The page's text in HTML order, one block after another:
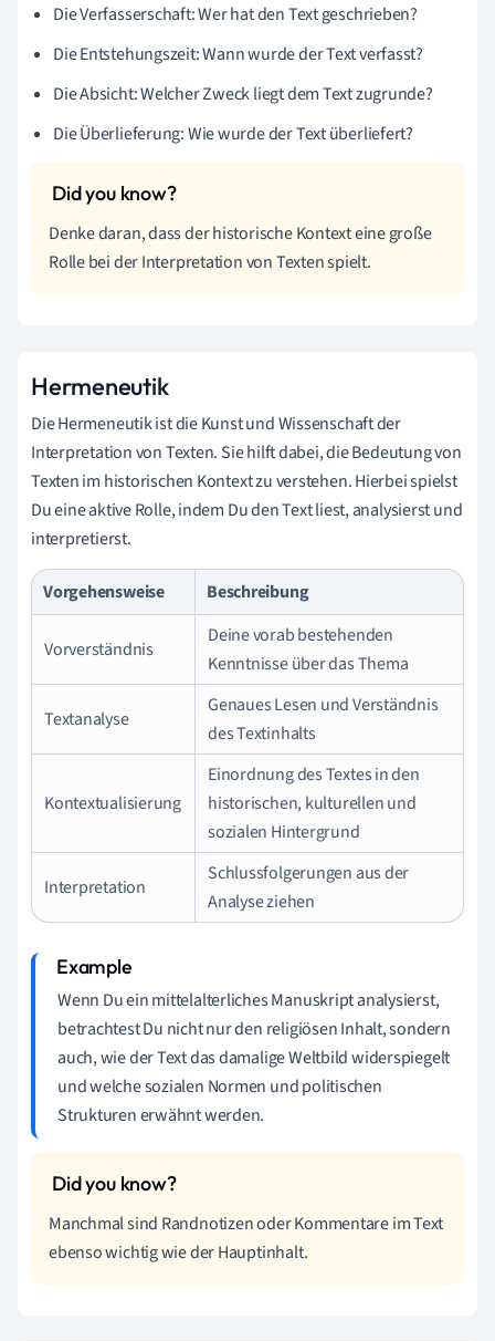
Die Verfasserschaft: Wer hat den Text geschrieben?
Die Entstehungszeit: Wann wurde der Text verfasst?
Die Absicht: Welcher Zweck liegt dem Text zugrunde?
Die Überlieferung: Wie wurde der Text überliefert?
Denke daran, dass der historische Kontext eine große
Rolle bei der Interpretation von Texten spielt.
Hermeneutik
Die Hermeneutik ist die Kunst und Wissenschaft der
Interpretation von Texten. Sie hilft dabei, die Bedeutung von
Texten im historischen Kontext zu verstehen. Hierbei spielst
Du eine aktive Rolle, indem Du den Text liest, analysierst und
interpretierst.
Vorgehensweise Beschreibung
Vorverständnis
Deine vorab bestehenden
Kenntnisse über das Thema
Textanalyse
Genaues Lesen und Verständnis
des Textinhalts
Kontextualisierung
Einordnung des Textes in den
historischen, kulturellen und
sozialen Hintergrund
Interpretation
Schlussfolgerungen aus der
Analyse ziehen
Wenn Du ein mittelalterliches Manuskript analysierst,
betrachtest Du nicht nur den religiösen Inhalt, sondern
auch, wie der Text das damalige Weltbild widerspiegelt
und welche sozialen Normen und politischen
Strukturen erwähnt werden.
Manchmal sind Randnotizen oder Kommentare im Text
ebenso wichtig wie der Hauptinhalt.